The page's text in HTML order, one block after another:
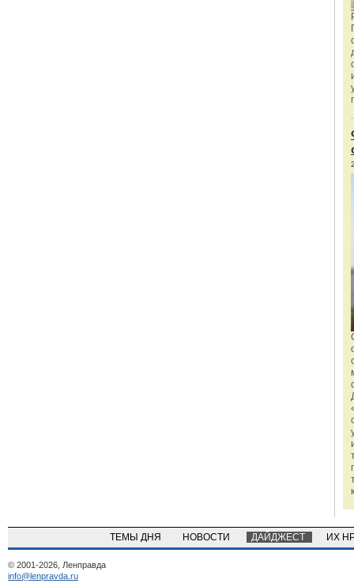
ТЕМЫ ДНЯ НОВОСТИ ДАЙДЖЕСТ ИХ
© 2001-2026, Ленправда
info@lenpravda.ru